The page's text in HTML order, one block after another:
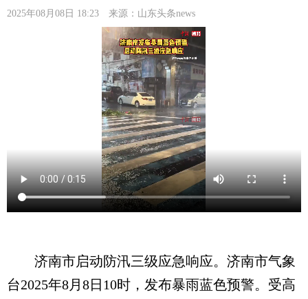
2025年08月08日 18:23 来源：山东头条news
济南市启动防汛三级应急响应。济南市气象
台2025年8月8日10时，发布暴雨蓝色预警。受高